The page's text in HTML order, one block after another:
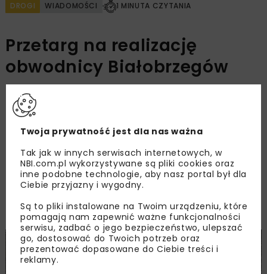
DROGI WIADOMOŚCI 1 MINUTA CZYTANIA
Przetarg na realizację
obwodnicy Białobrzegów
Białostocki Oddział GDDKiA ogłosił przetarg na
realizację obwodnicy Białobrzegów w ciągu
drogi krajowej nr 8. Inwestycja będzie
realizowana w ramach Programu budowy 100
obwodnic.
Twoja prywatność jest dla nas ważna
Tak jak w innych serwisach internetowych, w
NBI.com.pl wykorzystywane są pliki cookies oraz
inne podobne technologie, aby nasz portal był dla
Ciebie przyjazny i wygodny.
Są to pliki instalowane na Twoim urządzeniu, które
pomagają nam zapewnić ważne funkcjonalności
serwisu, zadbać o jego bezpieczeństwo, ulepszać
go, dostosować do Twoich potrzeb oraz
prezentować dopasowane do Ciebie treści i
reklamy.